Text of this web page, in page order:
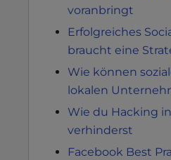
voranbringt
Erfolgreiches
braucht eine
Wie können
lokalen
Wie du Hacking
verhinderst
Facebook Best